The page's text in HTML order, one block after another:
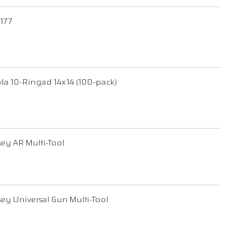
10-Ringad 14x14 (100-pack)
AR Multi-Tool
Universal Gun Multi-Tool